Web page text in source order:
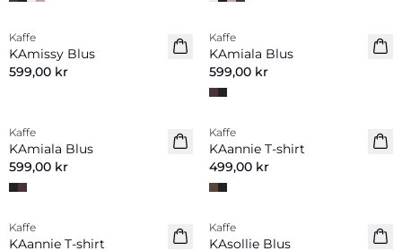
Nyhet
Kaffe
KAmissy Blus
599,00 kr
Nyhet
Kaffe
KAmiala Blus
599,00 kr
Nyhet
Kaffe
KAmiala Blus
599,00 kr
Nyhet
Kaffe
KAannie T-shirt
499,00 kr
Nyhet
Kaffe
KAannie T-shirt
Nyhet
Kaffe
KAsollie Blus